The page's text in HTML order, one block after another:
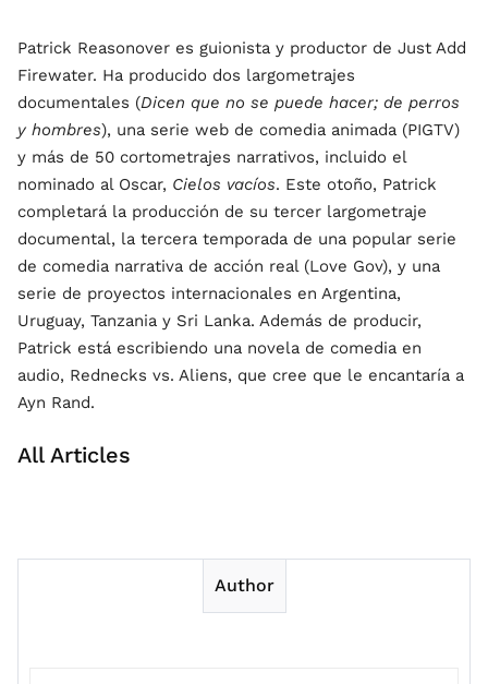
Patrick Reasonover es guionista y productor de Just Add
Firewater. Ha producido dos largometrajes
documentales (Dicen que no se puede hacer; de perros
y hombres), una serie web de comedia animada (PIGTV)
y más de 50 cortometrajes narrativos, incluido el
nominado al Oscar, Cielos vacíos. Este otoño, Patrick
completará la producción de su tercer largometraje
documental, la tercera temporada de una popular serie
de comedia narrativa de acción real (Love Gov), y una
serie de proyectos internacionales en Argentina,
Uruguay, Tanzania y Sri Lanka. Además de producir,
Patrick está escribiendo una novela de comedia en
audio, Rednecks vs. Aliens, que cree que le encantaría a
Ayn Rand.
All Articles
Author